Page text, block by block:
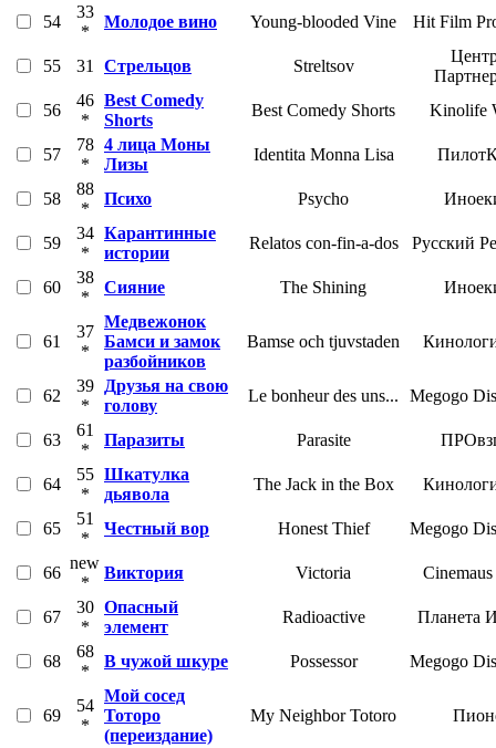
54
33
*
Молодое вино Young-blooded Vine Hit Film
55 31 Стрельцов Streltsov
56
46
*
Best Comedy
Shorts
Best Comedy Shorts Kinolife
57
78
*
4 лица Моны
Лизы
Identita Monna Lisa
58
88
*
Психо Psycho
59
34
*
Карантинные
истории
Relatos con-fin-a-dos Русский
60
38
*
Сияние The Shining
61
37
*
Медвежонок
Бамси и замок
разбойников
Bamse och tjuvstaden
62
39
*
Друзья на свою
голову
Le bonheur des uns... Megogo
63
61
*
Паразиты Parasite
64
55
*
Шкатулка
дьявола
The Jack in the Box
65
51
*
Честный вор Honest Thief Megogo
66
new
*
Виктория Victoria
67
30
*
Опасный
элемент
Radioactive Планета
68
68
*
В чужой шкуре Possessor Megogo
69
54
*
Мой сосед
Тоторо
(переиздание)
My Neighbor Totoro